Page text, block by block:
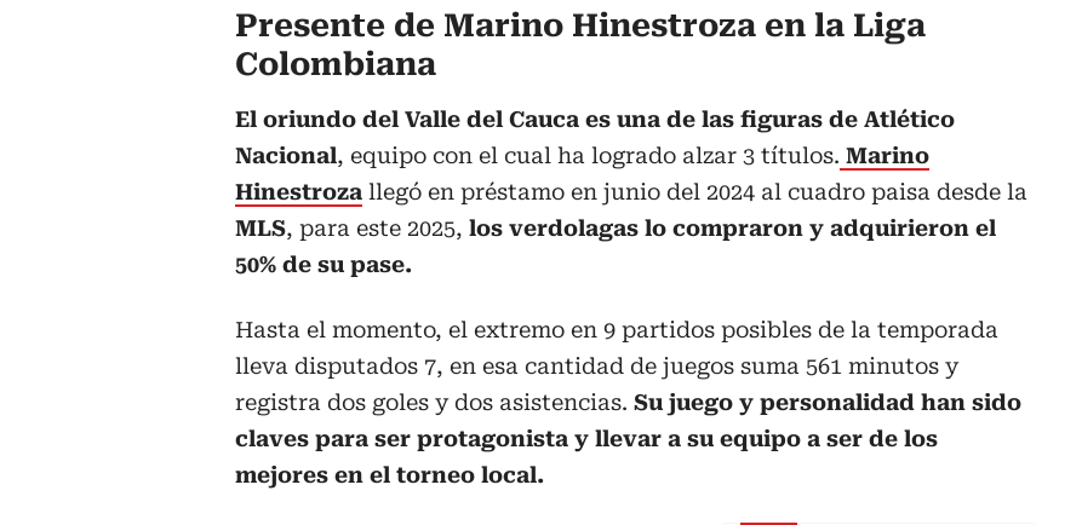
Presente de Marino Hinestroza en la Liga
Colombiana
El oriundo del Valle del Cauca es una de las figuras de Atlético
Nacional, equipo con el cual ha logrado alzar 3 títulos. Marino
Hinestroza llegó en préstamo en junio del 2024 al cuadro paisa desde la
MLS, para este 2025, los verdolagas lo compraron y adquirieron el
50% de su pase.
Hasta el momento, el extremo en 9 partidos posibles de la temporada
lleva disputados 7, en esa cantidad de juegos suma 561 minutos y
registra dos goles y dos asistencias. Su juego y personalidad han sido
claves para ser protagonista y llevar a su equipo a ser de los
mejores en el torneo local.